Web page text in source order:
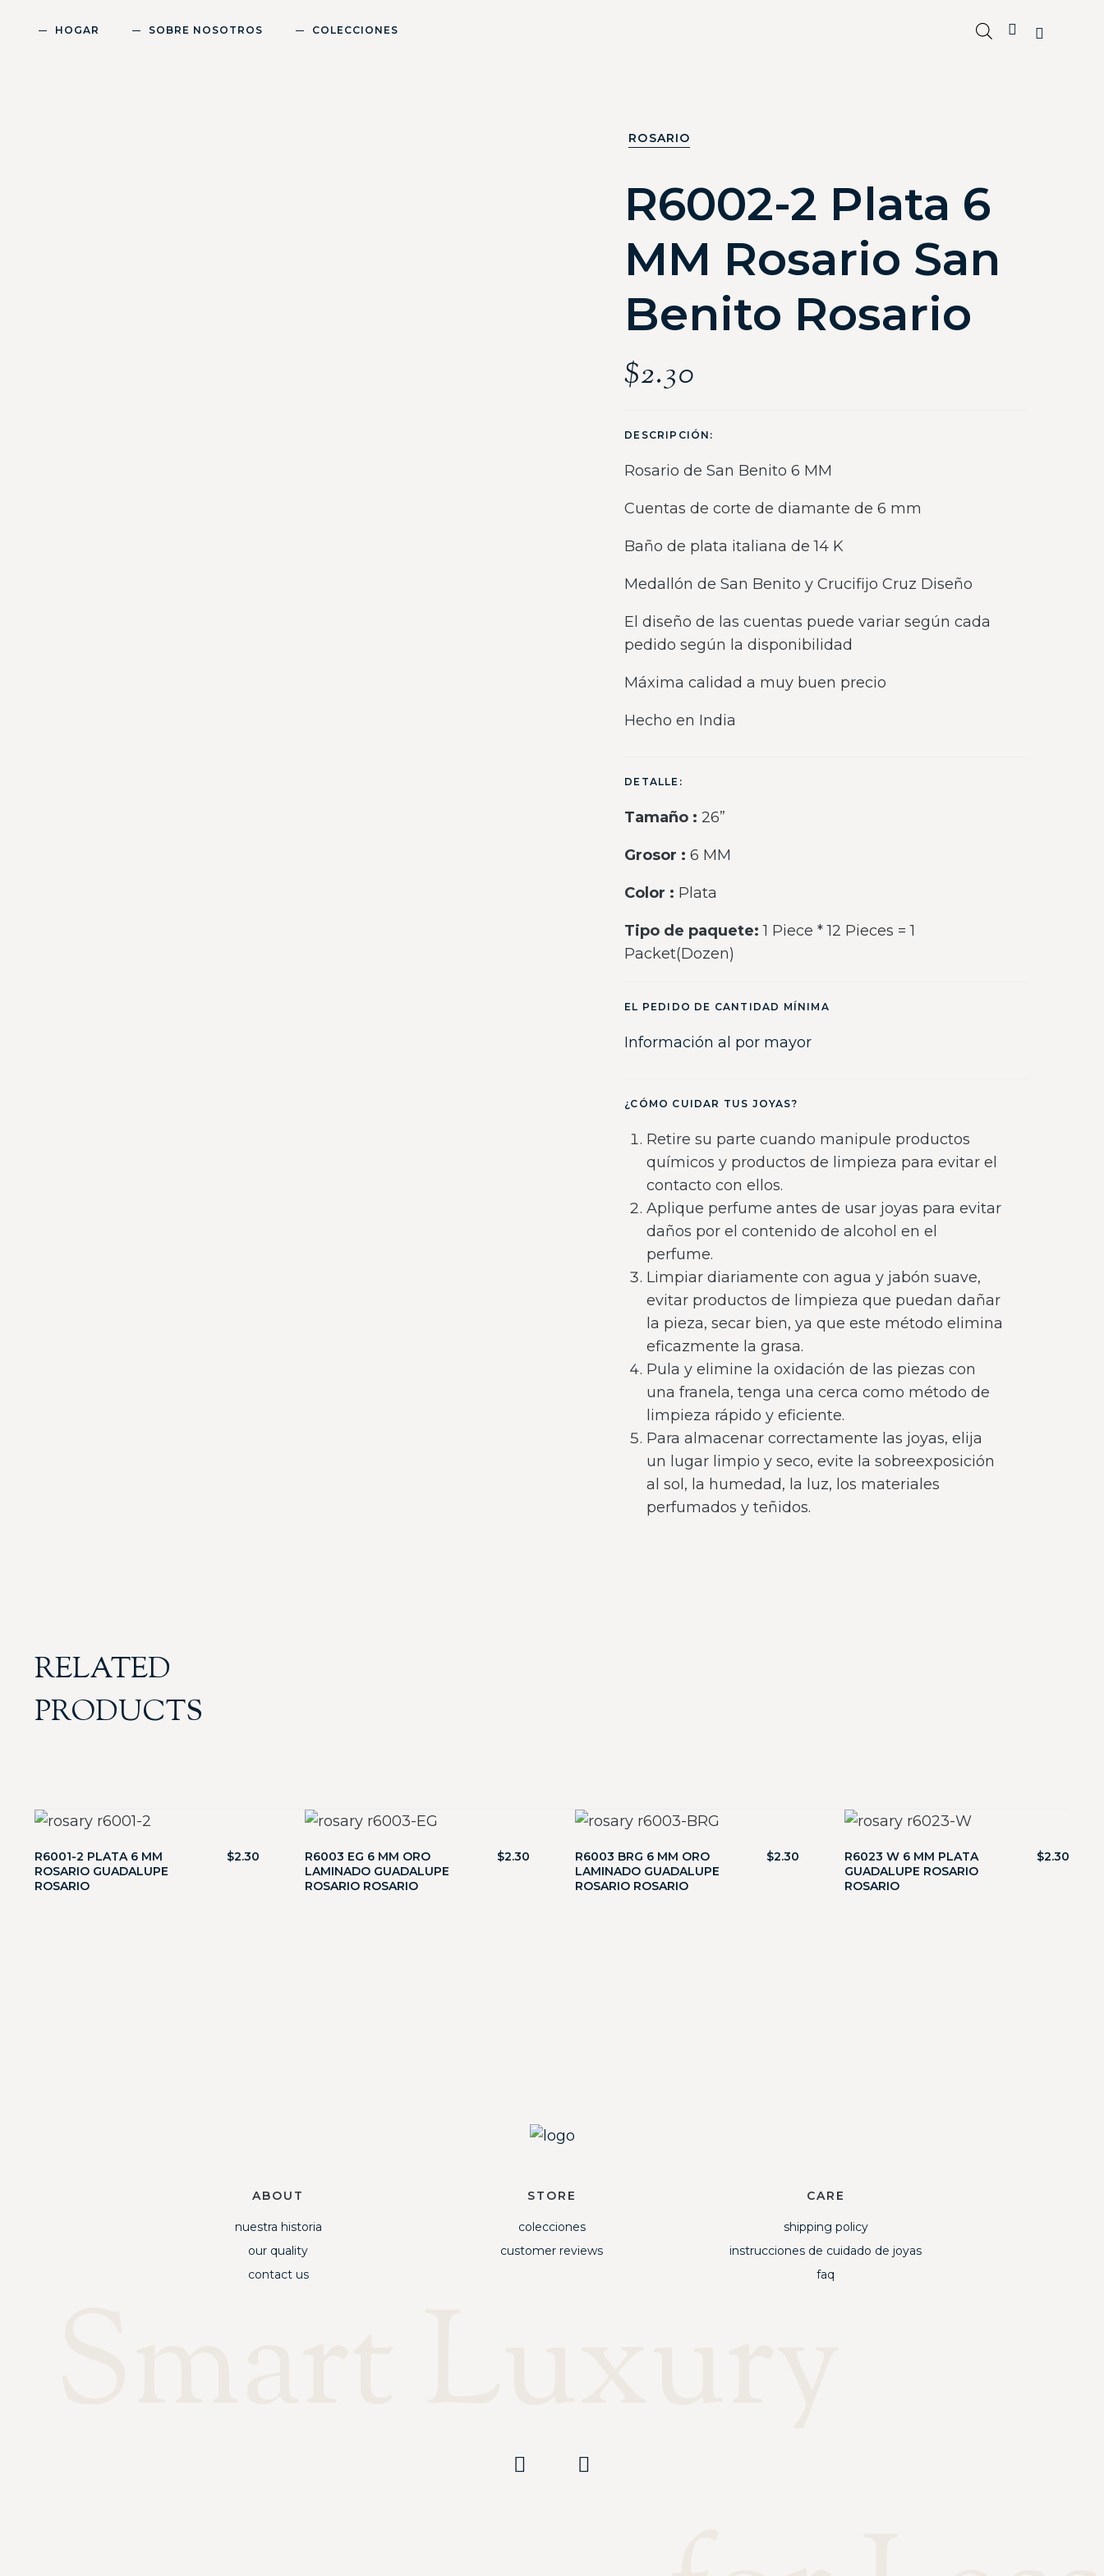
HOGAR SOBRE NOSOTROS COLECCIONES
ROSARIO
R6002-2 Plata 6
MM Rosario San
Benito Rosario
$2.30
DESCRIPCIÓN:
Rosario de San Benito 6 MM
Cuentas de corte de diamante de 6 mm
Baño de plata italiana de 14 K
Medallón de San Benito y Crucifijo Cruz Diseño
El diseño de las cuentas puede variar según cada
pedido según la disponibilidad
Máxima calidad a muy buen precio
Hecho en India
DETALLE:
Tamaño : 26”
Grosor : 6 MM
Color : Plata
Tipo de paquete: 1 Piece * 12 Pieces = 1
Packet(Dozen)
EL PEDIDO DE CANTIDAD MÍNIMA
Información al por mayor
¿CÓMO CUIDAR TUS JOYAS?
Retire su parte cuando manipule productos
químicos y productos de limpieza para evitar el
contacto con ellos.
Aplique perfume antes de usar joyas para evitar
daños por el contenido de alcohol en el
perfume.
Limpiar diariamente con agua y jabón suave,
evitar productos de limpieza que puedan dañar
la pieza, secar bien, ya que este método elimina
eficazmente la grasa.
Pula y elimine la oxidación de las piezas con
una franela, tenga una cerca como método de
limpieza rápido y eficiente.
Para almacenar correctamente las joyas, elija
un lugar limpio y seco, evite la sobreexposición
al sol, la humedad, la luz, los materiales
perfumados y teñidos.
RELATED
PRODUCTS
R6001-2 PLATA 6 MM
ROSARIO GUADALUPE
ROSARIO
$2.30
R6003 EG 6 MM ORO
LAMINADO GUADALUPE
ROSARIO ROSARIO
$2.30
R6003 BRG 6 MM ORO
LAMINADO GUADALUPE
ROSARIO ROSARIO
$2.30
R6023 W 6 MM PLATA
GUADALUPE ROSARIO
ROSARIO
$2.30
ABOUT
nuestra historia
our quality
contact us
STORE
colecciones
customer reviews
CARE
shipping policy
instrucciones de cuidado de joyas
faq